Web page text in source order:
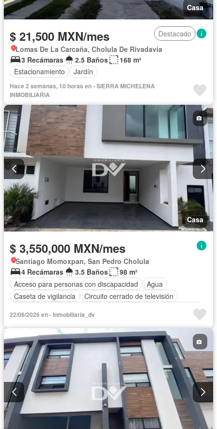
Casa
$ 21,500 MXN/mes
Destacado
Lomas De La Carcaña, Cholula De Rivadavia
3 Recámaras
2.5 Baños
168 m²
Estacionamiento
Jardín
Hace 2 semanas, 10 horas en - SIERRA MICHELENA
INMOBILIARIA
Casa
$ 3,550,000 MXN/mes
Santiago Momoxpan, San Pedro Cholula
4 Recámaras
3.5 Baños
98 m²
Acceso para personas con discapacidad
Agua
Caseta de vigilancia
Circuito cerrado de televisión
Electricidad
Estacionamiento
Recámara con closet
Sala polivalente
Seguridad Vista panorámica
Zonas verdes
Permite mascotas Sin amueblar
22/06/2026 en - Inmobiliaria_dv